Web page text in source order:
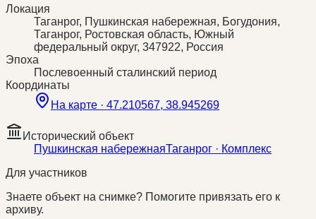
Локация
Таганрог, Пушкинская набережная, Богудония,
Таганрог, Ростовская область, Южный
федеральный округ, 347922, Россия
Эпоха
Послевоенный сталинский период
Координаты
На карте · 47.210567, 38.945269
Исторический объект
Пушкинская набережнаяТаганрог · Комплекс
Для участников
Знаете объект на снимке? Помогите привязать его к
архиву.